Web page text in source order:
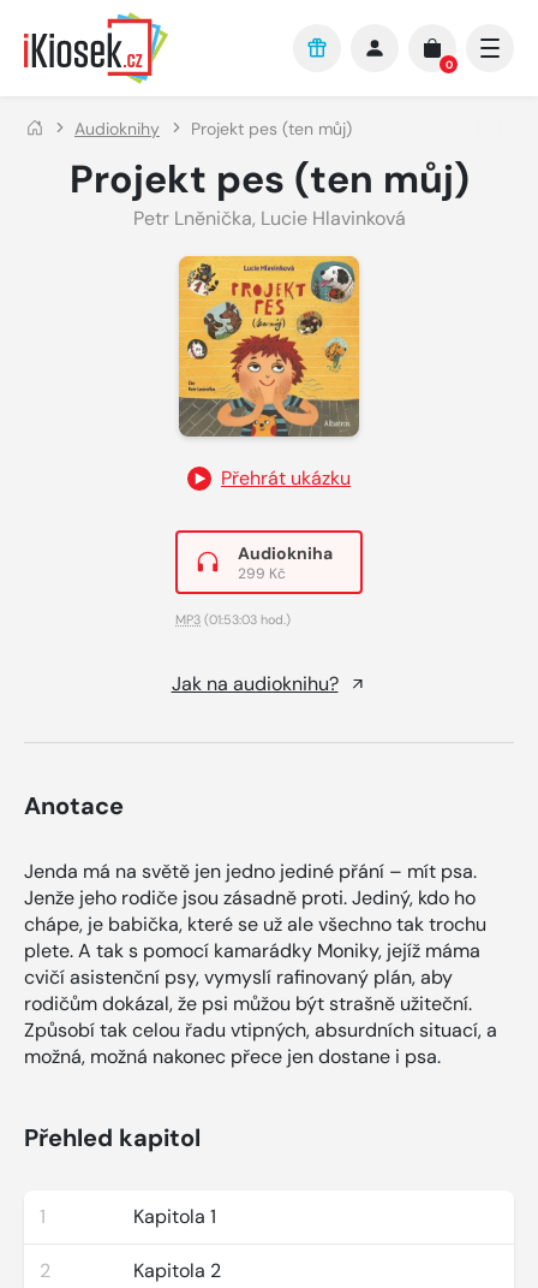
Přejít na hlavní obsah
0
Audioknihy Projekt pes (ten můj)
Projekt pes (ten můj)
Petr Lněnička, Lucie Hlavinková
Přehrát ukázku
Audiokniha
299 Kč
MP3 (01:53:03 hod.)
Jak na audioknihu?
Anotace
Jenda má na světě jen jedno jediné přání – mít psa.
Jenže jeho rodiče jsou zásadně proti. Jediný, kdo ho
chápe, je babička, které se už ale všechno tak trochu
plete. A tak s pomocí kamarádky Moniky, jejíž máma
cvičí asistenční psy, vymyslí rafinovaný plán, aby
rodičům dokázal, že psi můžou být strašně užiteční.
Způsobí tak celou řadu vtipných, absurdních situací, a
možná, možná nakonec přece jen dostane i psa.
Přehled kapitol
1 Kapitola 1
2 Kapitola 2